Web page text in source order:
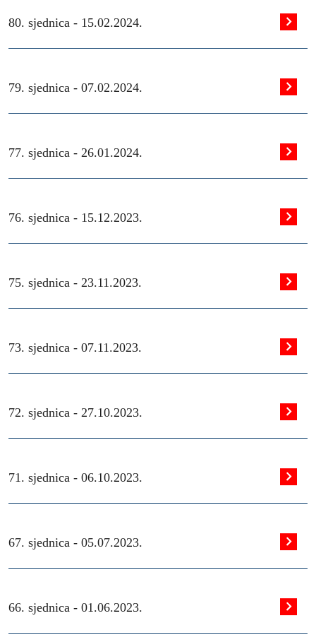
80. sjednica - 15.02.2024.
79. sjednica - 07.02.2024.
77. sjednica - 26.01.2024.
76. sjednica - 15.12.2023.
75. sjednica - 23.11.2023.
73. sjednica - 07.11.2023.
72. sjednica - 27.10.2023.
71. sjednica - 06.10.2023.
67. sjednica - 05.07.2023.
66. sjednica - 01.06.2023.